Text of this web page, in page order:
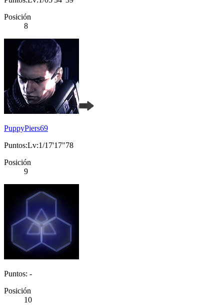
Posición
8
PuppyPiers69
Puntos:Lv:1/17'17"78
Posición
9
Puntos: -
Posición
10